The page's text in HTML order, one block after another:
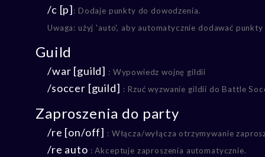
/c [p]: Dodaje punkty do dowodzenia.
Uwaga: użyj 'auto', aby automatycznie dodawać
Guild
/war [guild] : Wypowiedz wojnę gildii
/soccer [guild] : Rzuć wyzwanie gildii do Battle
Zaproszenia do party
/re [on/off] : Włącza/wyłącza otrzymywanie
/re auto : Akceptuje zaproszenia automatycznie.